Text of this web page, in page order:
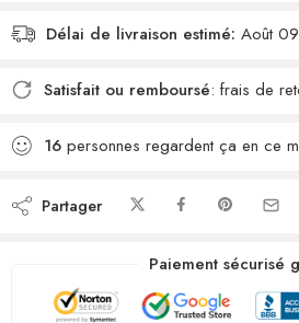
Délai de livraison estimé: Août
Satisfait ou remboursé: frais de
16 personnes regardent ça en ce
Partager
Paiement sécurisé